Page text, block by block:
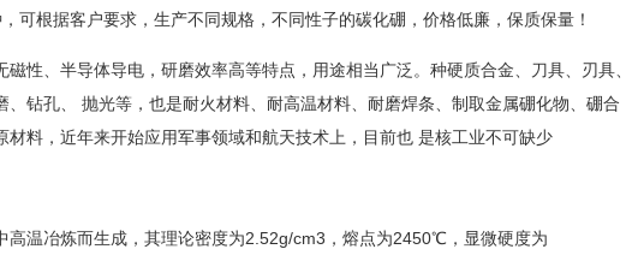
可根据客户要求，生产不同规格，不同性子的碳化硼，价格低廉，保质保量！
性、半导体导电，研磨效率高等特点，用途相当广泛。种硬质合金、刀具、刃具、
钻孔、 抛光等，也是耐火材料、耐高温材料、耐磨焊条、制取金属硼化物、硼合
材料，近年来开始应用军事领域和航天技术上，目前也 是核工业不可缺少
高温冶炼而生成，其理论密度为2.52g/cm3，熔点为2450℃，显微硬度为